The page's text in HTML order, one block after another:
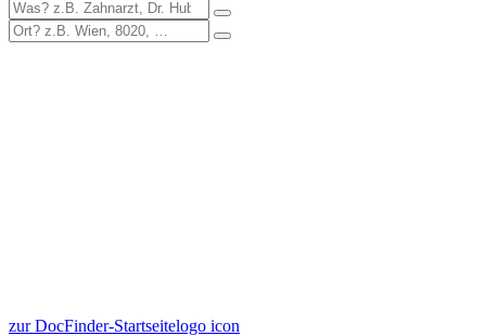
zur DocFinder-Startseitelogo icon